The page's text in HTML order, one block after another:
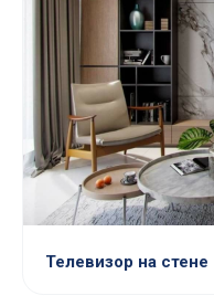
Телевизор на стене